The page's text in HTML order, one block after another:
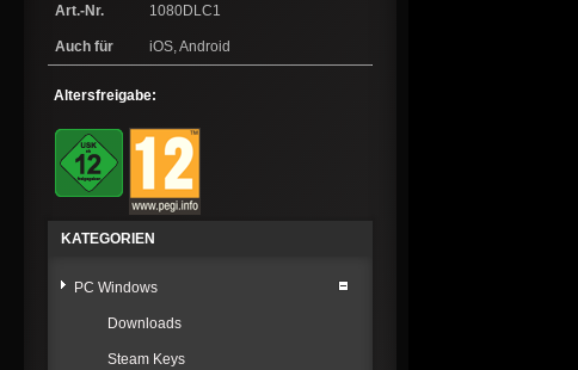
Art.-Nr. 1080DLC1
Auch für iOS, Android
Altersfreigabe:
KATEGORIEN
PC Windows
Downloads
Steam Keys